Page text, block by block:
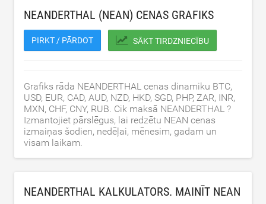
NEANDERTHAL (NEAN) CENAS GRAFIKS
PIRKT / PĀRDOT SĀKT TIRDZNIECĪBU
Grafiks rāda NEANDERTHAL cenas dinamiku BTC,
USD, EUR, CAD, AUD, NZD, HKD, SGD, PHP, ZAR, INR,
MXN, CHF, CNY, RUB. Cik maksā NEANDERTHAL ?
Izmantojiet pārslēgus, lai redzētu NEAN cenas
izmaiņas šodien, nedēļai, mēnesim, gadam un
visam laikam.
NEANDERTHAL KALKULATORS. MAINĪT NEAN